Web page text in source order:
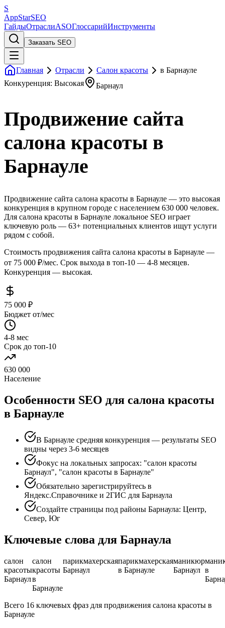
S
AppStarSEO
ГайдыОтраслиASOГлоссарийИнструменты
Заказать SEO
Главная Отрасли Салон красоты
в Барнауле
Конкуренция: Высокая
Барнаул
Продвижение сайта
салона красоты в
Барнауле
Продвижение сайта салона красоты в Барнауле — это высокая
конкуренция в крупном городе с населением 630 000 человек.
Для салона красоты в Барнауле локальное SEO играет
ключевую роль — 63+ потенциальных клиентов ищут услуги
рядом с собой.
Стоимость продвижения сайта салона красоты в Барнауле —
от 75 000 ₽/мес. Срок выхода в топ-10 — 4-8 месяцев.
Конкуренция — высокая.
75 000 ₽
Бюджет от/мес
4-8 мес
Срок до топ-10
630 000
Население
Особенности SEO для салона красоты
в Барнауле
В Барнауле средняя конкуренция — результаты SEO
видны через 3-6 месяцев
Фокус на локальных запросах: "салон красоты
Барнаул", "салон красоты в Барнауле"
Обязательно зарегистрируйтесь в
Яндекс.Справочнике и 2ГИС для Барнаула
Создайте страницы под районы Барнаула: Центр,
Север, Юг
Ключевые слова для Барнаула
салон
красоты
Барнаул
салон
красоты
в
Барнауле
парикмахерская
Барнаул
парикмахерская
в Барнауле
маникюр
Барнаул в
Всего 16 ключевых фраз для продвижения салона красоты в
Барнауле